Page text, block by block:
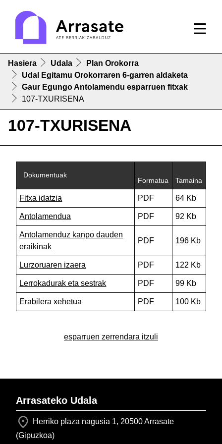
Hasiera Udala
Plan Orokorra
Udal Egitamu Orokorraren 6-garren aldaketa
Gaur Egungo Antolamendu esparruen fitxak
107-TXURISENA
107-TXURISENA
Dokumentuak
Formatua Tamaina
Fitxa idatzia PDF 64 Kb
Antolamendua PDF 92 Kb
Antolamenduz kanpo dauden
eraikinak
PDF 196 Kb
Lurzoruaren izaera PDF 122 Kb
Lerrokadurak eta sestrak PDF 99 Kb
Erabilera xehetua PDF 100 Kb
esparruen zerrendara itzuli
Arrasateko Udala
Herriko plaza nagusia 1, 20500 Arrasate
(Gipuzkoa)